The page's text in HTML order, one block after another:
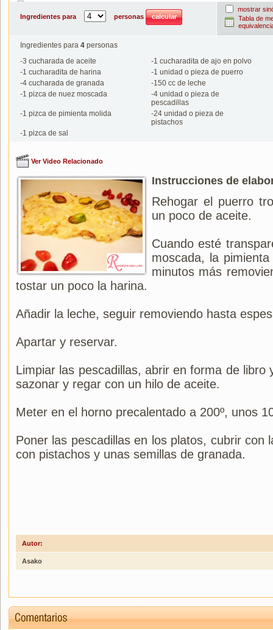
Ingredientes para
personas
mostrar
Tabla de
Ingredientes para 4 personas
-3 cucharada de aceite -1 cucharadita de ajo en polvo
-1 cucharadita de harina -1 unidad o pieza de puerro
-4 cucharada de granada -150 cc de leche
-1 pizca de nuez moscada -4 unidad o pieza de
pescadillas
-1 pizca de pimienta molida -24 unidad o pieza de
pistachos
-1 pizca de sal
Ver Video Relacionado
Instrucciones de
Rehogar el puerro
un poco de aceite.
Cuando esté
moscada, la
minutos más
tostar un poco la harina.
Añadir la leche, seguir removiendo hasta
Apartar y reservar.
Limpiar las pescadillas, abrir en forma de libro
sazonar y regar con un hilo de aceite.
Meter en el horno precalentado a 200º, unos
Poner las pescadillas en los platos, cubrir con
con pistachos y unas semillas de granada.
Autor:
Asako